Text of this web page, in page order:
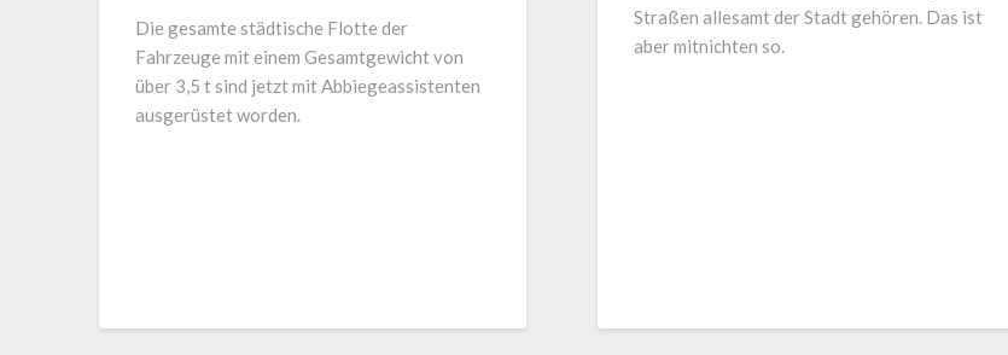
Die gesamte städtische Flotte der
Fahrzeuge mit einem Gesamtgewicht von
über 3,5 t sind jetzt mit Abbiegeassistenten
ausgerüstet worden.
Straßen allesamt der Stadt gehören. Das ist
aber mitnichten so.